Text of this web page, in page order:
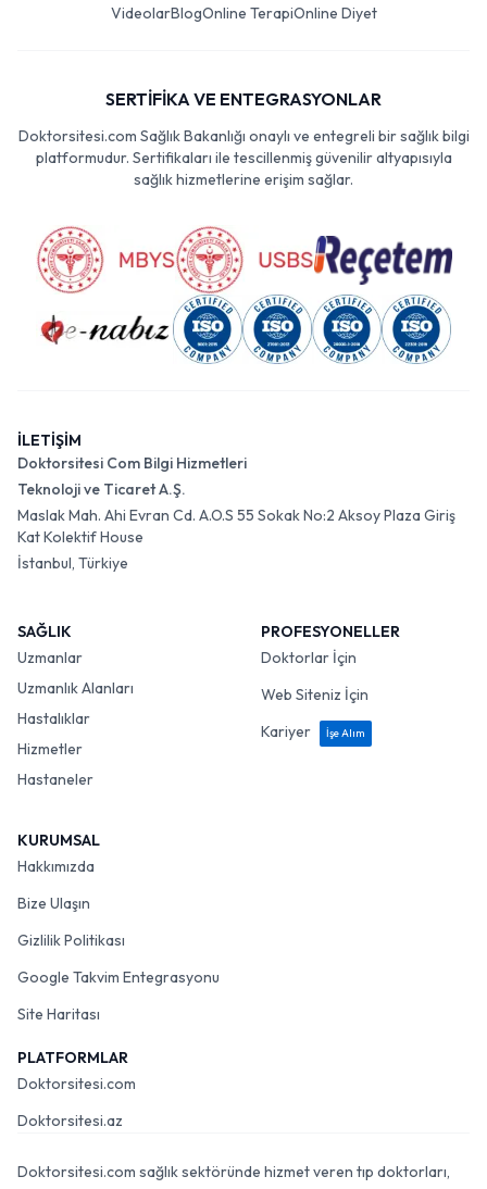
VideolarBlogOnline TerapiOnline Diyet
SERTİFİKA VE ENTEGRASYONLAR
Doktorsitesi.com Sağlık Bakanlığı onaylı ve entegreli bir sağlık bilgi
platformudur. Sertifikaları ile tescillenmiş güvenilir altyapısıyla
sağlık hizmetlerine erişim sağlar.
İLETİŞİM
Doktorsitesi Com Bilgi Hizmetleri
Teknoloji ve Ticaret A.Ş.
Maslak Mah. Ahi Evran Cd. A.O.S 55 Sokak No:2 Aksoy Plaza Giriş
Kat Kolektif House
İstanbul, Türkiye
SAĞLIK
Uzmanlar
Uzmanlık Alanları
Hastalıklar
Hizmetler
Hastaneler
PROFESYONELLER
Doktorlar İçin
Web Siteniz İçin
Kariyer
İşe Alım
KURUMSAL
Hakkımızda
Bize Ulaşın
Gizlilik Politikası
Google Takvim Entegrasyonu
Site Haritası
PLATFORMLAR
Doktorsitesi.com
Doktorsitesi.az
Doktorsitesi.com sağlık sektöründe hizmet veren tıp doktorları,